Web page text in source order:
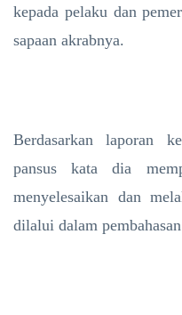
kepada pelaku dan
sapaan akrabnya.
Berdasarkan laporan
pansus kata dia
menyelesaikan dan
dilalui dalam